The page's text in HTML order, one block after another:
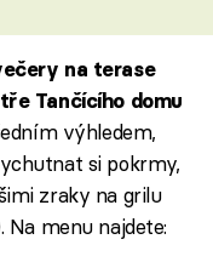
na terase
Tančícího domu
výhledem,
si pokrmy,
zraky na grilu
Na menu najdete: